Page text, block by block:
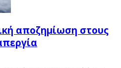
αποζημίωση στους